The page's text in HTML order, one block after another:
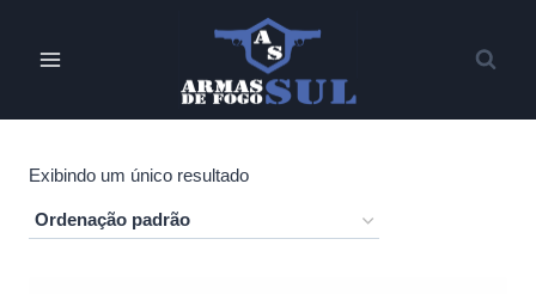
Exibindo um único resultado